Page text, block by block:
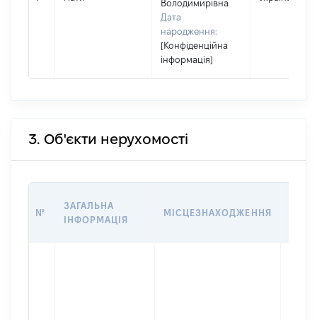
Володимирівна
Дата
народження:
[Конфіденційна
інформація]
3. Об'єкти нерухомості
№
ЗАГАЛЬНА
ІНФОРМАЦІЯ
МІСЦЕЗНАХОДЖЕННЯ